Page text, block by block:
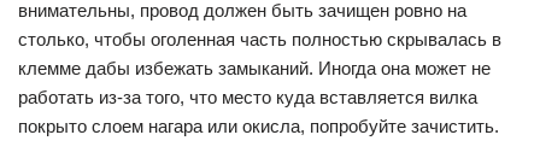
внимательны, провод должен быть зачищен ровно на
столько, чтобы оголенная часть полностью скрывалась в
клемме дабы избежать замыканий. Иногда она может не
работать из-за того, что место куда вставляется вилка
покрыто слоем нагара или окисла, попробуйте зачистить.